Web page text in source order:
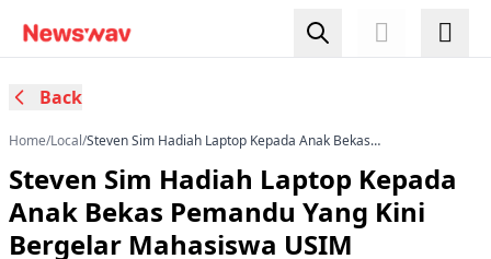
Back
Home/Local/Steven Sim Hadiah Laptop Kepada Anak Bekas
Steven Sim Hadiah Laptop Kepada
Anak Bekas Pemandu Yang Kini
Bergelar Mahasiswa USIM